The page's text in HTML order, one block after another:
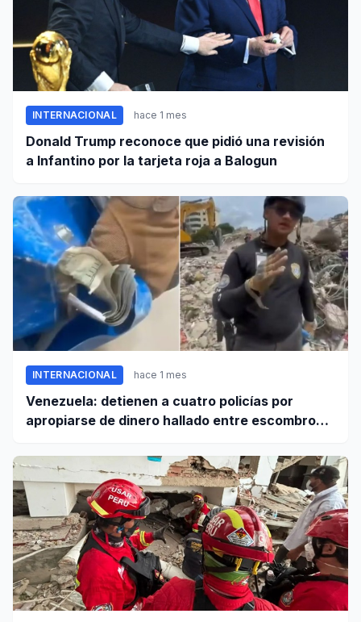
INTERNACIONAL hace 1 mes
Donald Trump reconoce que pidió una revisión
a Infantino por la tarjeta roja a Balogun
INTERNACIONAL hace 1 mes
Venezuela: detienen a cuatro policías por
apropiarse de dinero hallado entre escombros